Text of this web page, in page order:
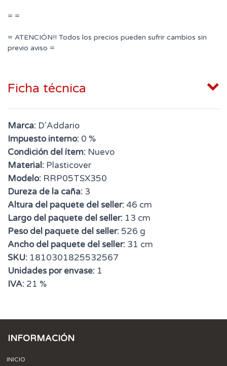
= =
= ATENCIÓN!! Todos los precios pueden sufrir cambios sin
previo aviso =
Ficha técnica
Marca: D'Addario
Impuesto interno: 0 %
Condición del ítem: Nuevo
Material: Plasticover
Modelo: RRP05TSX350
Dureza de la caña: 3
Altura del paquete del seller: 46 cm
Largo del paquete del seller: 13 cm
Peso del paquete del seller: 526 g
Ancho del paquete del seller: 31 cm
SKU: 1810301825532567
Unidades por envase: 1
IVA: 21 %
INFORMACIÓN
INICIO